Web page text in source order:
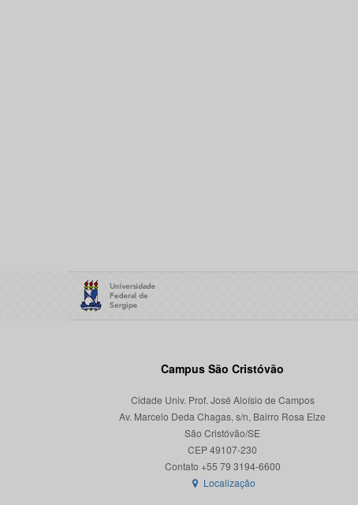
Campus São Cristóvão
Cidade Univ. Prof. José Aloísio de Campos
Av. Marcelo Deda Chagas, s/n, Bairro Rosa Elze
São Cristóvão/SE
CEP 49107-230
Localização